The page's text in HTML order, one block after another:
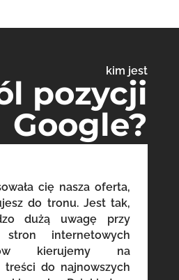
kim jest
pozycji
Google?
cię nasza oferta,
do tronu. Jest tak,
dużą uwagę przy
stron internetowych
kierujemy na
treści do najnowszych